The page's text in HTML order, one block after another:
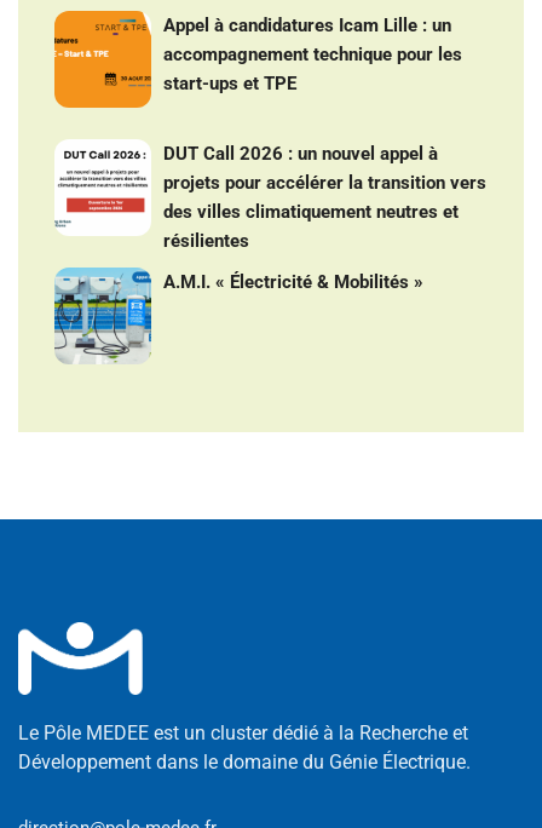
Appel à candidatures Icam Lille : un
accompagnement technique pour les
start-ups et TPE
DUT Call 2026 : un nouvel appel à
projets pour accélérer la transition vers
des villes climatiquement neutres et
résilientes
A.M.I. « Électricité & Mobilités »
Le Pôle MEDEE est un cluster dédié à la Recherche et
Développement dans le domaine du Génie Électrique.